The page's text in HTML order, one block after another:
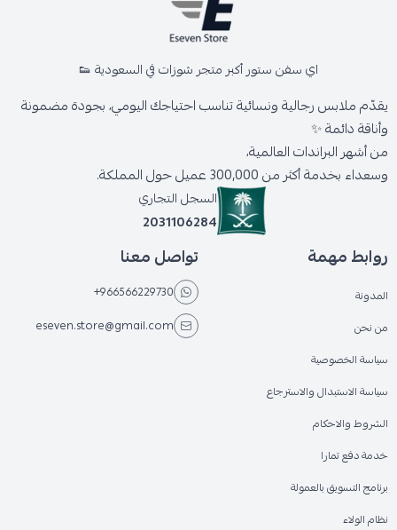
اي سفن ستور أكبر متجر شوزات في السعودية 👟
يقدّم ملابس رجالية ونسائية تناسب احتياجك اليومي، بجودة مضمونة
وأناقة دائمة ✨
من أشهر البراندات العالمية،
وسعداء بخدمة أكثر من 300,000 عميل حول المملكة.
السجل التجاري
2031106284
روابط مهمة
المدونة
من نحن
سياسة الخصوصية
سياسة الاستبدال والاسترجاع
الشروط والاحكام
خدمة دفع تمارا
برنامج التسويق بالعمولة
نظام الولاء
تواصل معنا
+966566229730
eseven.store@gmail.com